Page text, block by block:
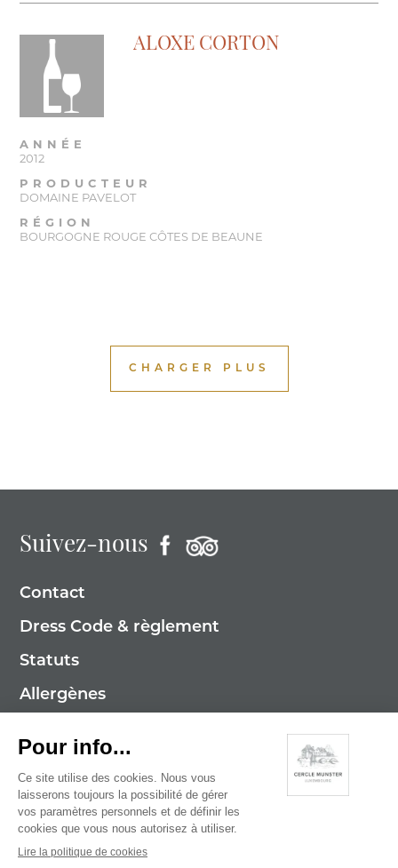
ALOXE CORTON
ANNÉE
2012
PRODUCTEUR
DOMAINE PAVELOT
RÉGION
BOURGOGNE ROUGE CÔTES DE BEAUNE
CHARGER PLUS
Suivez-nous
Contact
Dress Code & règlement
Statuts
Allergènes
Mentions légales
Politique de cookies
Politique de confidentialité
© 2026 Cercle Munster . Tous droits réservés